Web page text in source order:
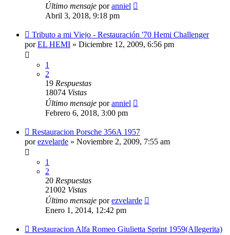
Último mensaje poranniel
Abril 3, 2018, 9:18 pm
Tributo a mi Viejo - Restauración '70 Hemi Challenger
porEL HEMI » Diciembre 12, 2009, 6:56 pm
1
2
19 Respuestas
18074 Vistas
Último mensaje poranniel
Febrero 6, 2018, 3:00 pm
Restauracion Porsche 356A 1957
porezvelarde » Noviembre 2, 2009, 7:55 am
1
2
20 Respuestas
21002 Vistas
Último mensaje porezvelarde
Enero 1, 2014, 12:42 pm
Restauracion Alfa Romeo Giulietta Sprint 1959(Allegerita)